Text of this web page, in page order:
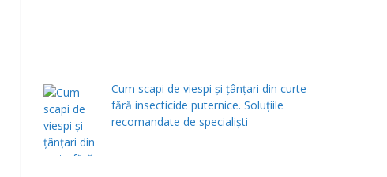
Cum scapi de viespi și țânțari din curte
fără insecticide puternice. Soluțiile
recomandate de specialiști